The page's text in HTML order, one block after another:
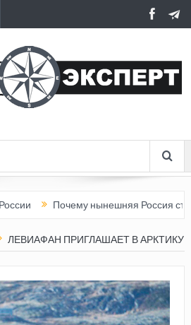
Почему нынешняя Россия стала хуже,
ЛЕВИАФАН ПРИГЛАШАЕТ В АРКТИКУ